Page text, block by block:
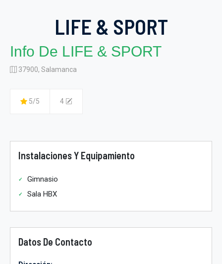
LIFE & SPORT
Info De LIFE & SPORT
37900, Salamanca
5/5 4
Instalaciones Y Equipamiento
Gimnasio
Sala HBX
Datos De Contacto